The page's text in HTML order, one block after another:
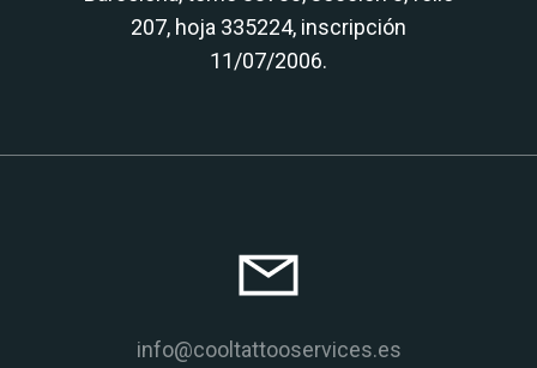
207, hoja 335224, inscripción
11/07/2006.
info@cooltattooservices.es